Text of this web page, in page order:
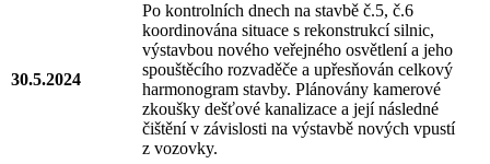
30.5.2024
Po kontrolních dnech na stavbě č.5, č.6
koordinována situace s rekonstrukcí silnic,
výstavbou nového veřejného osvětlení a jeho
spouštěcího rozvaděče a upřesňován celkový
harmonogram stavby. Plánovány kamerové
zkoušky dešťové kanalizace a její následné
čištění v závislosti na výstavbě nových vpustí
z vozovky.